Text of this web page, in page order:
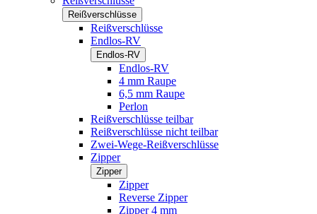
Reißverschlüsse
Reißverschlüsse
Endlos-RV
Endlos-RV
Endlos-RV
4 mm Raupe
6,5 mm Raupe
Perlon
Reißverschlüsse teilbar
Reißverschlüsse nicht teilbar
Zwei-Wege-Reißverschlüsse
Zipper
Zipper
Zipper
Reverse Zipper
Zipper 4 mm